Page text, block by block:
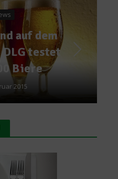
Küchentipps
Gemüse
ein Profi – So
die Fingerkuppen